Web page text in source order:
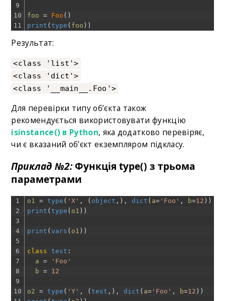
9
10
11
foo = Foo ( )
print (type ( foo ) )
Результат:
<class 'list'>
<class 'dict'>
<class '__main__.Foo'>
Для перевірки типу об’єкта також
рекомендується використовувати функцію
isinstance() в Python, яка додатково перевіряє,
чи є вказаний об’єкт екземпляром підкласу.
Приклад №2:Функція type() з трьома
параметрами
1
2
3
4
5
6
7
8
9
10
o1 = type ( 'X' , ( object , ) , dict ( a= 'Foo' , b=12 ) )
print (type ( o1 ) )
print (vars ( o1 ) )
class test :
a
=
'Foo'
b
= 12
o2 = type ( 'Y' , (test , ) , dict ( a= 'Foo' , b=12 ) )